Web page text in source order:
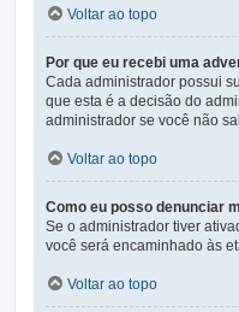
Voltar ao topo
Por que eu recebi uma
Cada administrador possui
que esta é a decisão do
administrador se você não
Voltar ao topo
Como eu posso denunciar
Se o administrador tiver
você será encaminhado às
Voltar ao topo